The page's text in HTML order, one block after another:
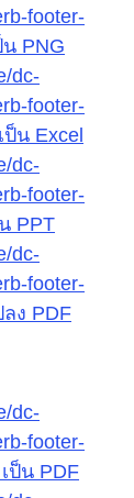
footer-
PNG
dc-
footer-
น Excel
dc-
footer-
PPT
dc-
footer-
ง PDF
dc-
footer-
ป็น PDF